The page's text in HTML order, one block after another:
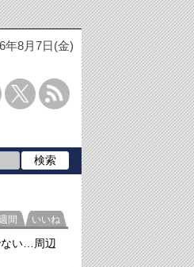
年8月7日(金)
間 いいね
い…周辺